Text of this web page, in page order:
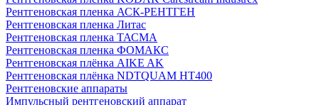
Рентгеновская пленка АСК-РЕНТГЕН
Рентгеновская пленка Литас
Рентгеновская пленка ТАСМА
Рентгеновская пленка ФОМАКС
Рентгеновская плёнка AIKE AK
Рентгеновская плёнка NDTQUAM HT400
Рентгеновские аппараты
Импульсный рентгеновский аппарат